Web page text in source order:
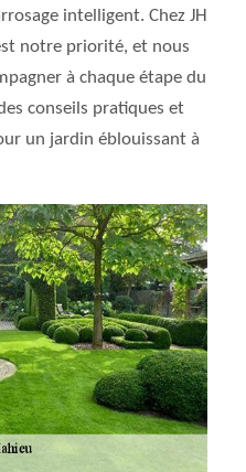
intelligent. Chez JH
notre priorité, et nous
à chaque étape du
conseils pratiques et
un jardin éblouissant à